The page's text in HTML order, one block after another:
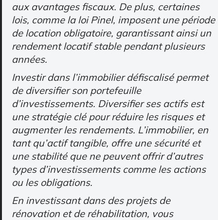
aux avantages fiscaux. De plus, certaines
lois, comme la loi Pinel, imposent une période
de location obligatoire, garantissant ainsi un
rendement locatif stable pendant plusieurs
années.
Investir dans l’immobilier défiscalisé permet
de diversifier son portefeuille
d’investissements. Diversifier ses actifs est
une stratégie clé pour réduire les risques et
augmenter les rendements. L’immobilier, en
tant qu’actif tangible, offre une sécurité et
une stabilité que ne peuvent offrir d’autres
types d’investissements comme les actions
ou les obligations.
En investissant dans des projets de
rénovation et de réhabilitation, vous